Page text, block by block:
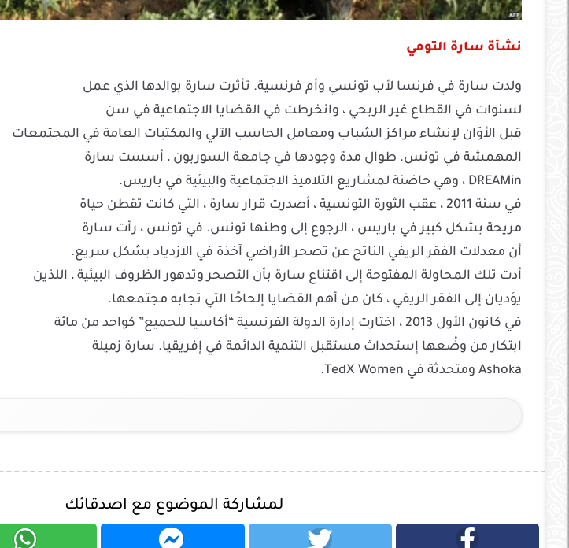
نشأة سارة التومي
ولدت سارة في فرنسا لأب تونسي وأم فرنسية. تأثرت سارة بوالدها الذي عمل
لسنوات في القطاع غير الربحي ، وانخرطت في القضايا الاجتماعية في سن
قبل الأوَان لإنشاء مراكز الشباب ومعامل الحاسب الآلي والمكتبات العامة في المجتمعات
المهمشة في تونس. طوال مدة وجودها في جامعة السوربون ، أسست سارة
DREAMin ، وهي حاضنة لمشاريع التلاميذ الاجتماعية والبيئية في باريس.
في سنة 2011 ، عقب الثورة التونسية ، أصدرت قرار سارة ، التي كانت تقطن حياة
مريحة بشكل كبير في باريس ، الرجوع إلى وطنها تونس. في تونس ، رأت سارة
أن معدلات الفقر الريفي الناتج عن تصحر الأراضي آخذة في الازدياد بشكل سريع.
أدت تلك المحاولة المفتوحة إلى اقتناع سارة بأن التصحر وتدهور الظروف البيئية ، اللذين
يؤديان إلى الفقر الريفي ، كان من أهم القضايا إلحاحًا التي تجابه مجتمعها.
في كانون الأول 2013 ، اختارت إدارة الدولة الفرنسية “أكاسيا للجميع” كواحد من مائة
ابتكار من وضْعها إستحداث مستقبل التنمية الدائمة في إفريقيا. سارة زميلة
Ashoka ومتحدثة في TedX Women.
لمشاركة الموضوع مع اصدقائك